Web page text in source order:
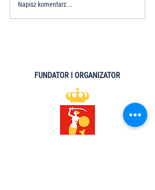
Napisz komentarz...
FUNDATOR I ORGANIZATOR